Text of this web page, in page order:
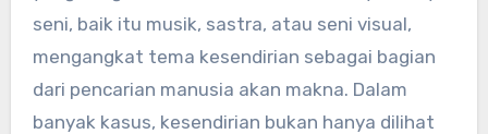
seni, baik itu musik, sastra, atau seni visual,
mengangkat tema kesendirian sebagai bagian
dari pencarian manusia akan makna. Dalam
banyak kasus, kesendirian bukan hanya dilihat